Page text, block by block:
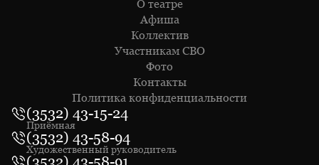
О театре
Афиша
Коллектив
Участникам СВО
Фото
Контакты
Политика конфиденциальности
(3532) 43-15-24
Приёмная
(3532) 43-58-94
Художественный руководитель
(3532) 43-58-91